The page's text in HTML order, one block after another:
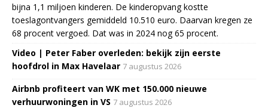
bijna 1,1 miljoen kinderen. De kinderopvang kostte
toeslagontvangers gemiddeld 10.510 euro. Daarvan kregen ze
68 procent vergoed. Dat was in 2024 nog 65 procent.
Video | Peter Faber overleden: bekijk zijn eerste
hoofdrol in Max Havelaar 7 augustus 2026
Airbnb profiteert van WK met 150.000 nieuwe
verhuurwoningen in VS 7 augustus 2026